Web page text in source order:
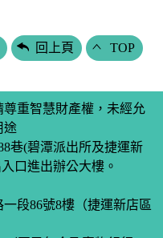
回上頁 TOP
重智慧財產權，未經允
途
巷(碧潭派出所及捷運新
口進出辦公大樓。
段86號8樓（捷運新店區